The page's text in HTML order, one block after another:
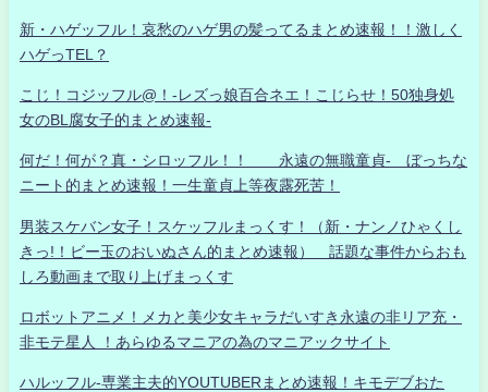
新・ハゲッフル！哀愁のハゲ男の髪ってるまとめ速報！！激しく
ハゲっTEL？
こじ！コジッフル@！-レズっ娘百合ネエ！こじらせ！50独身処
女のBL腐女子的まとめ速報-
何だ！何が？真・シロッフル！！ 永遠の無職童貞- ぼっちな
ニート的まとめ速報！一生童貞上等夜露死苦！
男装スケバン女子！スケッフルまっくす！（新・ナンノひゃくし
きっ!！ビー玉のおいぬさん的まとめ速報） 話題な事件からおも
しろ動画まで取り上げまっくす
ロボットアニメ！メカと美少女キャラだいすき永遠の非リア充・
非モテ星人 ！あらゆるマニアの為のマニアックサイト
ハルッフル-専業主夫的YOUTUBERまとめ速報！キモデブおた